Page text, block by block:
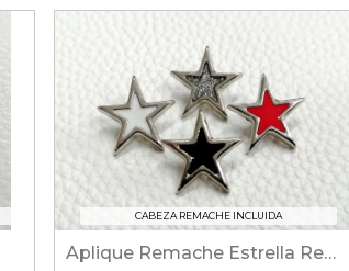
CABEZA REMACHE INCLUIDA
Aplique Remache Estrella Resinada Ch